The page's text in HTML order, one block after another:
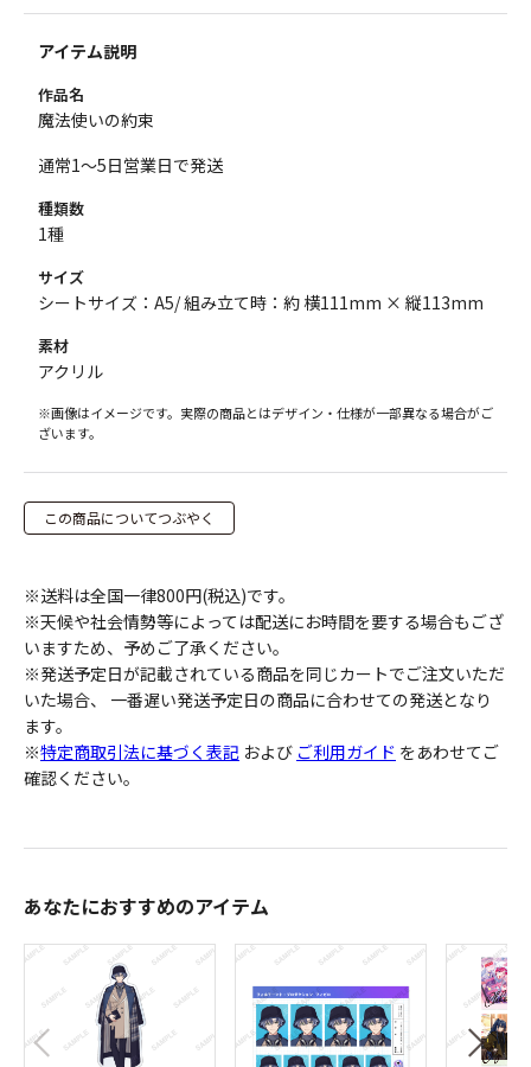
アイテム説明
作品名
魔法使いの約束
通常1～5日営業日で発送
種類数
1種
サイズ
シートサイズ：A5/ 組み立て時：約 横111mm × 縦113mm
素材
アクリル
※画像はイメージです。実際の商品とはデザイン・仕様が一部異なる場合がご
ざいます。
この商品についてつぶやく
※送料は全国一律800円(税込)です。
※天候や社会情勢等によっては配送にお時間を要する場合もござ
いますため、予めご了承ください。
※発送予定日が記載されている商品を同じカートでご注文いただ
いた場合、 一番遅い発送予定日の商品に合わせての発送となり
ます。
※特定商取引法に基づく表記 および ご利用ガイド をあわせてご
確認ください。
あなたにおすすめのアイテム